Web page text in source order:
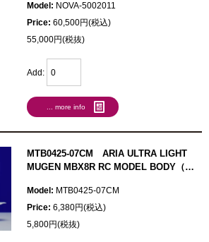
Model: NOVA-5002011
Price: 60,500円(税込)
55,000円(税抜)
Add:
... more info
MTB0425-07CM ARIA ULTRA LIGHT
MUGEN MBX8R RC MODEL BODY（カ
Model: MTB0425-07CM
Price: 6,380円(税込)
5,800円(税抜)